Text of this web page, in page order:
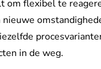
om flexibel te
nieuwe
in de weg.